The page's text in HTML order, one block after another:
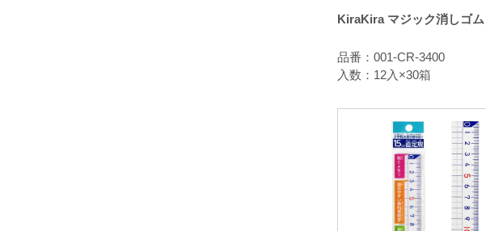
KiraKira マジック消しゴム
品番：001-CR-3400
入数：12入×30箱